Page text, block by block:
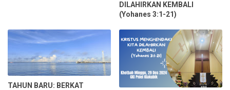
DILAHIRKAN KEMBALI
(Yohanes 3:1-21)
TAHUN BARU: BERKAT